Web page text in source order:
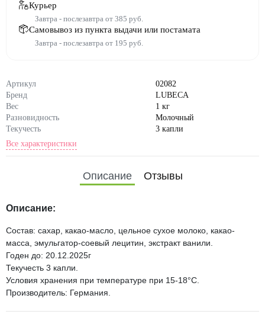
Артикул
02082
Бренд
LUBECA
Вес
1 кг
Разновидность
Молочный
Текучесть
3 капли
Все характеристики
мульгатор-соевый лецитин,
м сухим молоком (35% кака
о продуктов).
Курьер
Завтра - послезавтра от 385 руб.
Самовывоз из пункта выдачи или постамата
Завтра - послезавтра от 195 руб.
Описание Отзывы
Описание:
Состав: сахар, какао-масло, цельное сухое молоко, какао-
масса, эмульгатор-соевый лецитин, экстракт ванили.
Годен до: 20.12.2025г
Текучесть 3 капли.
Условия хранения при температуре при 15-18°С.
Производитель: Германия.